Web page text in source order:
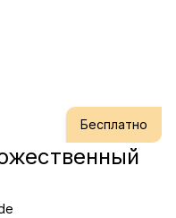
Бесплатно